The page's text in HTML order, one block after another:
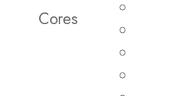
Cores